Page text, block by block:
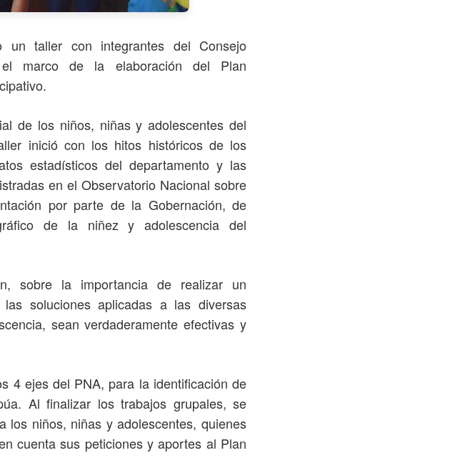
taller con integrantes del Consejo
marco de la elaboración del Plan
de los niños, niñas y adolescentes del
inició con los hitos históricos de los
estadísticos del departamento y las
en el Observatorio Nacional sobre
por parte de la Gobernación, de
de la niñez y adolescencia del
sobre la importancia de realizar un
soluciones aplicadas a las diversas
sean verdaderamente efectivas y
4 ejes del PNA, para la identificación de
Al finalizar los trabajos grupales, se
los niños, niñas y adolescentes, quienes
cuenta sus peticiones y aportes al Plan